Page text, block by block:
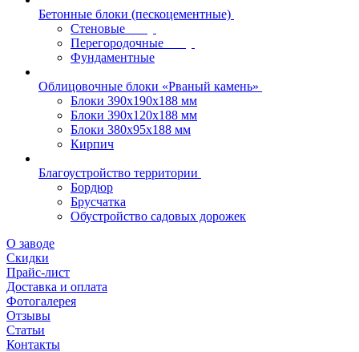
Бетонные блоки (пескоцементные)
Стеновые
Перегородочные
Фундаментные
Облицовочные блоки «Рваный камень»
Блоки 390х190х188 мм
Блоки 390х120х188 мм
Блоки 380х95х188 мм
Кирпич
Благоустройство территории
Бордюр
Брусчатка
Обустройство садовых дорожек
О заводе
Скидки
Прайс-лист
Доставка и оплата
Фотогалерея
Отзывы
Статьи
Контакты